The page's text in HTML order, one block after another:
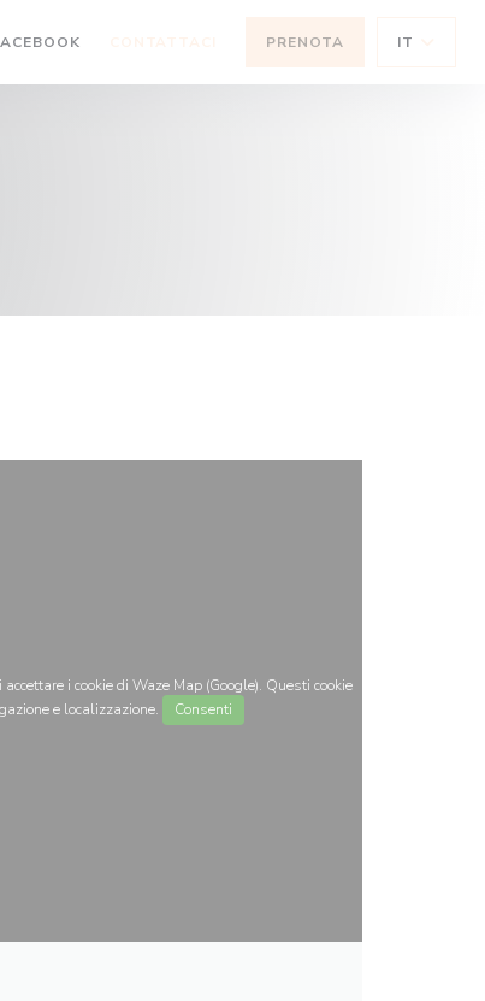
((APRE UNA NUOVA FINESTRA))
PRENOTA IT
i cookie di Waze Map (Google). Questi cookie
e localizzazione.
Consenti